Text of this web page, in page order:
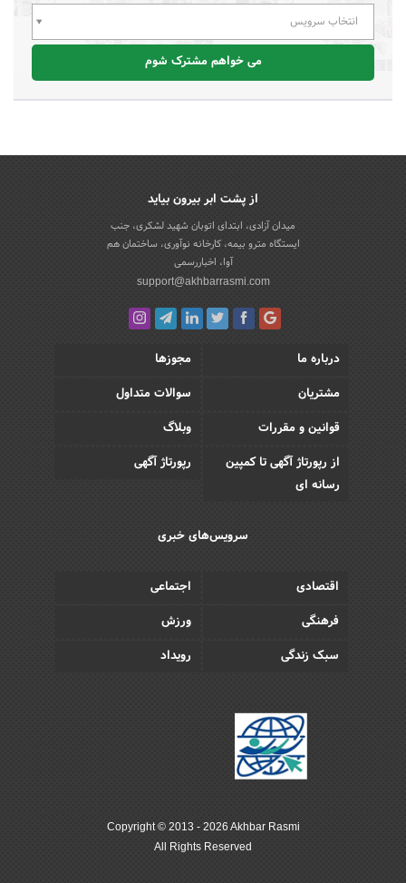
انتخاب سرویس
می خواهم مشترک شوم
از پشت ابر بیرون بیاید
میدان آزادی، ابتدای اتوبان شهید لشکری، جنب
ایستگاه مترو بیمه، کارخانه نوآوری، ساختمان هم
آوا، اخباررسمی
support@akhbarrasmi.com
درباره ما
مجوزها
مشتریان
سوالات متداول
قوانین و مقررات
وبلاگ
از رپورتاژ آگهی تا کمپین
رسانه ای
رپورتاژ آگهی
سرویس‌های خبری
اقتصادی
اجتماعی
فرهنگی
ورزش
سبک زندگی
رویداد
Copyright © 2013 - 2026 Akhbar Rasmi
All Rights Reserved